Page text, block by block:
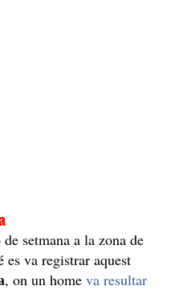
setmana a la zona de
es va registrar aquest
, on un home va resultar